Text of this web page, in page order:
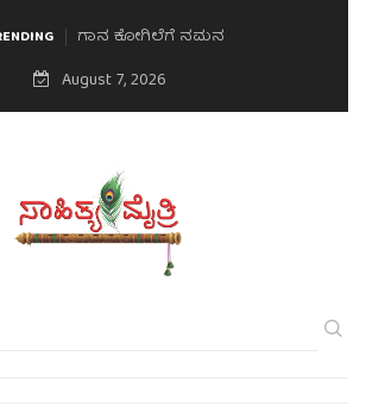
ಗಾನ ಕೋಗಿಲೆಗೆ ನಮನ
August 7, 2026